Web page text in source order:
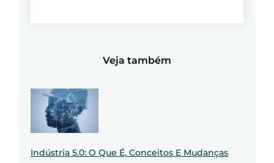
Veja também
Indústria 5.0: O Que É, Conceitos E Mudanças